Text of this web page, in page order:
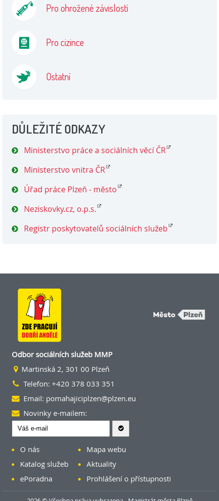
Pro ohrožené závislostí
Pro cizince
Ostatní
DŮLEŽITÉ ODKAZY
Ministerstvo práce a sociálních věcí ČR
Ministerstvo vnitra ČR
Úřad práce Plzeň - město
Neziskovky.cz, o.p.s.
Registr poskytovatelů sociálních služeb
Odbor sociálních služeb MMP
Martinská 2, 301 00 Plzeň
Telefon: +420 378 033 351
Email: pomahajiciplzen@plzen.eu
Novinky e-mailem:
O nás
Katalog služeb
ePoradna
Mapa webu
Aktuality
Prohlášení o přístupnosti